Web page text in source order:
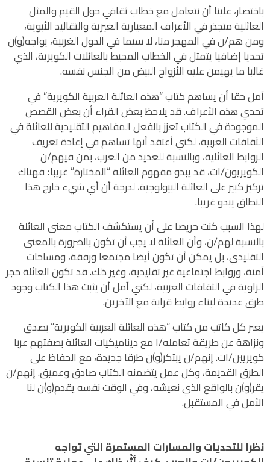
باختصار، علينا أن نتعامل مع خطاب ثقافي حول القيم والمثل
العائلية متجذر في الأعراف المعيارية الغيرية والتقاليد الأبوية،
ومن هم/ن في المهجر منا، لا سيما في الدول الغربية، يواجه(و)ن
تحديا إضافيا يتمثل في الخطاب المحيط بالعائلات الكويرية، الذي
غالبا ما يهيمن عليه الأزواج البيض من الجنس نفسه.
آمل حقا أن يساهم كتاب “هذه العائلة العربية الكويرية” في
تحدي هذه الأعراف. قد يلاحظ بعض القراء أن بعض القصص
الموجودة في الكتاب تعزز بالفعل المفاهيم التقليدية للعائلة في
الثقافات العربية، لكني أعتقد أنها تساهم في إعادة تعريف
الروابط العائلية، وبالنسبة للعديد من العرب، بمن فيهم/ن
الكويريون/ات، قد يبدو مفهوم العائلة “المختارة” غريبا؛ فهناك
تركيز كبير على العائلة البيولوجية، لدرجة أن أي شيء خارج هذا
النطاق يبدو غريبا.
لهذا السبب كنت حريصا على أن يستكشف الكتاب معنى العائلة
بالنسبة لهم/ن، وأن العائلة لا يجب أن تكون بالضرورة بالمعنى
التقليدي، بل يمكن أن تكون أيضا مجتمعا ورفقة، ومساحات
آمنة، وروابط اجتماعية غير تقليدية، وغير ذلك. قد تكون العائلة حجر
الزاوية في الثقافات العربية، لكني آمل أن يثبت هذا الكتاب وجود
طرق عديدة لبناء روابط قرابة مع الآخرين.
يعبر كل كاتب من كتاب “هذه العائلة العربية الكويرية” بصدق
ونزاهة عن طريقة تعامله/ا مع ديناميكيات العائلة بصفتهم عربا
كويريين/ات. إنهم/ن يبتكر(و)ن طرقا جديدة، مع الحفاظ على
الطرق القديمة، وكل عمل يتضمنه الكتاب صادق وعميق. إنهم/ن
يقر(و)ن بالواقع الذي نعيشه، وفي الوقت نفسه يقدم(و)ن لنا
الأمل في المستقبل.
نظرا للتحديات والمسارات المستمرة التي تواجه